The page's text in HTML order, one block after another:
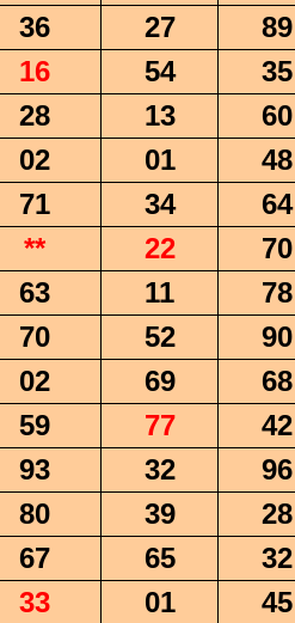
36 27
89
16 54
35
28 13
60
02 01
48
71 34
64
** 22
70
63 11
78
70 52
90
02 69
68
59 77
42
93 32
96
80 39
28
67 65
32
33 01 45